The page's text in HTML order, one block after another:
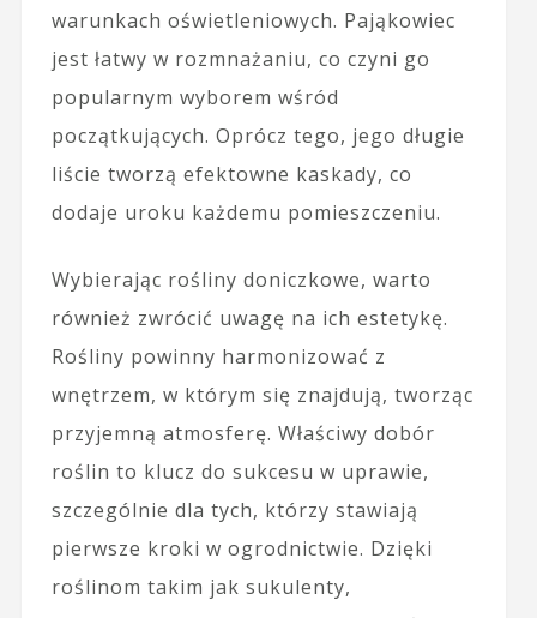
warunkach oświetleniowych. Pająkowiec
jest łatwy w rozmnażaniu, co czyni go
popularnym wyborem wśród
początkujących. Oprócz tego, jego długie
liście tworzą efektowne kaskady, co
dodaje uroku każdemu pomieszczeniu.
Wybierając rośliny doniczkowe, warto
również zwrócić uwagę na ich estetykę.
Rośliny powinny harmonizować z
wnętrzem, w którym się znajdują, tworząc
przyjemną atmosferę. Właściwy dobór
roślin to klucz do sukcesu w uprawie,
szczególnie dla tych, którzy stawiają
pierwsze kroki w ogrodnictwie. Dzięki
roślinom takim jak sukulenty,